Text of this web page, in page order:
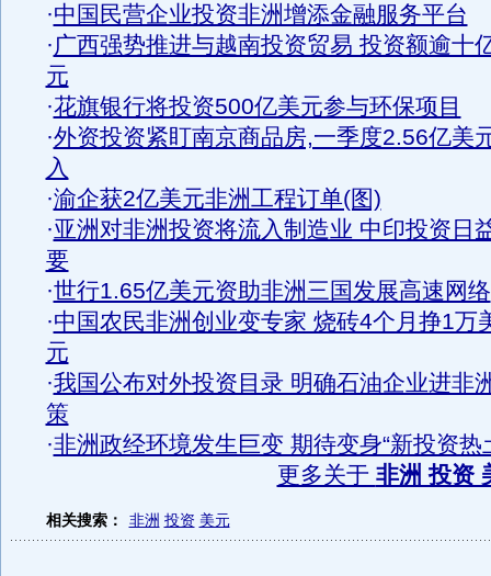
·中国民营企业投资非洲增添金融服务平台
·广西强势推进与越南投资贸易 投资额逾十
元
·花旗银行将投资500亿美元参与环保项目
·外资投资紧盯南京商品房,一季度2.56亿美
入
·渝企获2亿美元非洲工程订单(图)
·亚洲对非洲投资将流入制造业 中印投资日
要
·世行1.65亿美元资助非洲三国发展高速网络
·中国农民非洲创业变专家 烧砖4个月挣1万
元
·我国公布对外投资目录 明确石油企业进非
策
·非洲政经环境发生巨变 期待变身“新投资热
更多关于 非洲 投资
相关搜索： 非洲 投资 美元